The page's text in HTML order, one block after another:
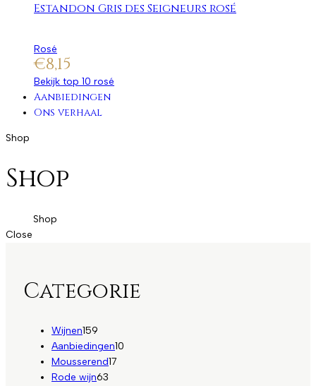
Estandon Gris des Seigneurs rosé
Rosé
€8,15
Bekijk top 10 rosé
Aanbiedingen
Ons verhaal
Shop
Shop
Shop
Close
Categorie
Wijnen159
producten
Aanbiedingen10
Mousserend17
Rode wijn63